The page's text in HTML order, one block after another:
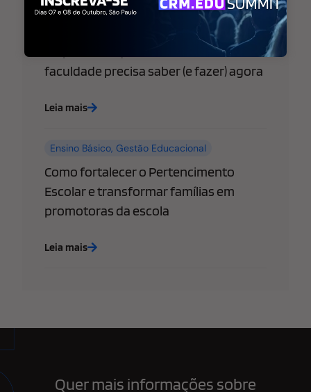
Marketing Educacional
WhatsApp libera “@username” para
empresas: o que sua escola ou
faculdade precisa saber (e fazer) agora
Leia mais
Ensino Básico,Gestão Educacional
Como fortalecer o Pertencimento
Escolar e transformar famílias em
promotoras da escola
Leia mais
Quer mais informações sobre